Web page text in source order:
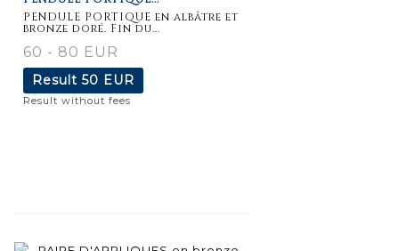
PENDULE PORTIQUE en albâtre et
bronze doré. Fin du...
60 - 80 EUR
Result 50 EUR
Result without fees